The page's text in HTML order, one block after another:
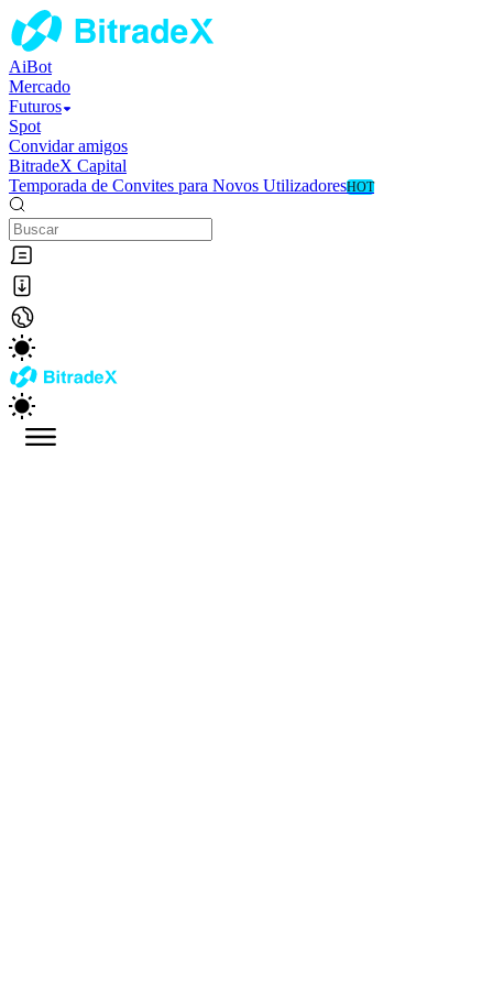
AiBot
Mercado
Futuros
Spot
Convidar amigos
BitradeX Capital
Temporada de Convites para Novos UtilizadoresHOT